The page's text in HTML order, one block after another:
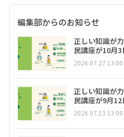
編集部からのお知らせ
正しい知識が
民講座が10月
2026.07.27 13:00
正しい知識が
民講座が9月
2026.07.13 13:00